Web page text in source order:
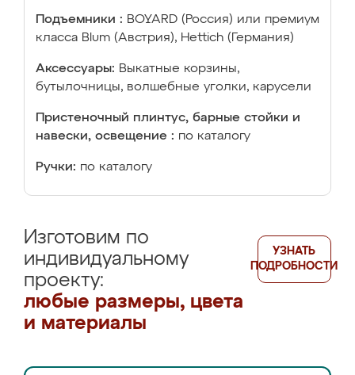
Подъемники : BOYARD (Россия) или премиум
класса Blum (Австрия), Hettich (Германия)
Аксессуары: Выкатные корзины,
бутылочницы, волшебные уголки, карусели
Пристеночный плинтус, барные стойки и
навески, освещение : по каталогу
Ручки: по каталогу
Изготовим по
индивидуальному
проекту:
любые размеры, цвета
и материалы
УЗНАТЬ
ПОДРОБНОСТИ